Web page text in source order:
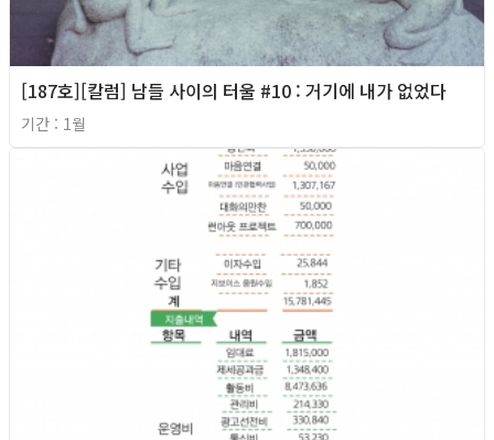
[187호][칼럼] 남들 사이의 터울 #10 : 거기에 내가 없었다
기간 : 1월